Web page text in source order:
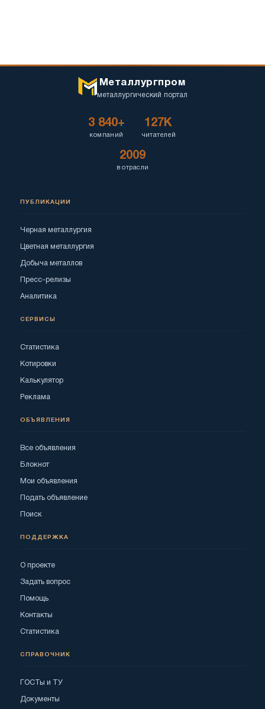
Металлургпром
металлургический портал
3 840+
компаний
127K
читателей
2009
в отрасли
ПУБЛИКАЦИИ
Черная металлургия
Цветная металлургия
Добыча металлов
Пресс-релизы
Аналитика
СЕРВИСЫ
Статистика
Котировки
Калькулятор
Реклама
ОБЪЯВЛЕНИЯ
Все объявления
Блокнот
Мои объявления
Подать объявление
Поиск
ПОДДЕРЖКА
О проекте
Задать вопрос
Помощь
Контакты
Статистика
СПРАВОЧНИК
ГОСТы и ТУ
Документы